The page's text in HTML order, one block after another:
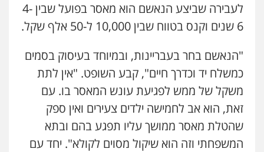
לעבירה שביצע הנאשם הוא מאסר בפועל שבין 4-
6 שנים וקנס בטווח שבין 10,000 ל-50 אלף שקל.
"הנאשם בחר בעבריינות, ובמיוחד בעיסוק בסמים
כמשלח יד וכדרך חיים", קבע השופט. "אין לתת
משקל של ממש לפגיעת עונש המאסר בו. עם
זאת, הוא אב לחמישה ילדים צעירים ואין ספק
שהטלת מאסר ממושך עליו תפגע בהם ובתא
המשפחתי וזה הוא שיקול מסוים לקולא". יחד עם